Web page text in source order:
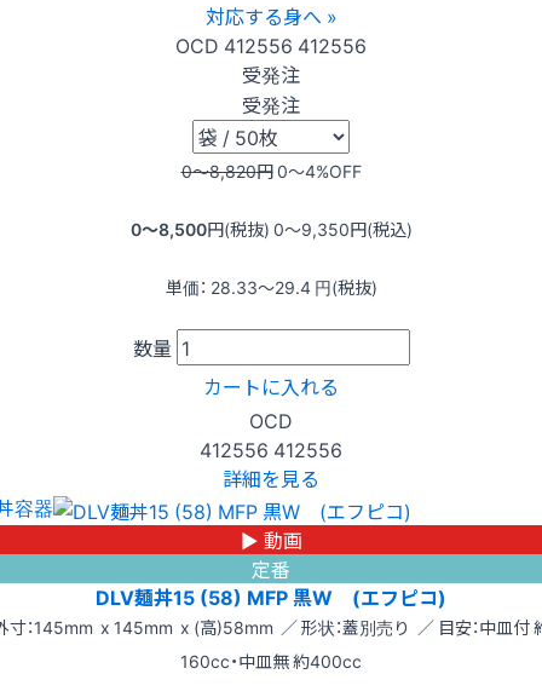
対応する身へ »
OCD 412556 412556
受発注
受発注
0〜8,820円0〜4%OFF
0〜8,500円(税抜) 0〜9,350円(税込)
単価： 28.33〜29.4 円(税抜)
数量
カートに入れる
OCD
412556 412556
詳細を見る
容器
▶ 動画
定番
DLV麺丼15 (58) MFP 黒W (エフピコ)
寸：145mm x 145mm x (高)58mm ／ 形状：蓋別売り ／ 目安：中皿付
160cc・中皿無 約400cc